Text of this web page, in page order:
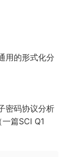
用的形式化分
密码协议分析
篇SCI Q1